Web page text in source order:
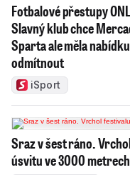
Fotbalové přestupy
Slavný klub chce
Sparta ale měla nabídku
odmítnout
iSport
Sraz v šest ráno.
úsvitu ve 3000 metrech